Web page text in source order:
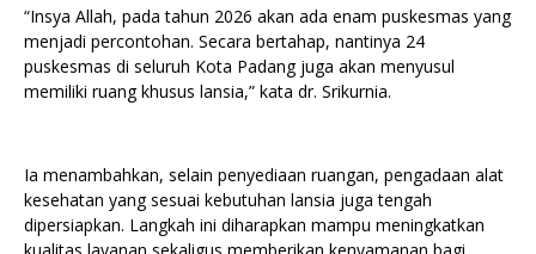
“Insya Allah, pada tahun 2026 akan ada enam puskesmas yang
menjadi percontohan. Secara bertahap, nantinya 24
puskesmas di seluruh Kota Padang juga akan menyusul
memiliki ruang khusus lansia,” kata dr. Srikurnia.
Ia menambahkan, selain penyediaan ruangan, pengadaan alat
kesehatan yang sesuai kebutuhan lansia juga tengah
dipersiapkan. Langkah ini diharapkan mampu meningkatkan
kualitas layanan sekaligus memberikan kenyamanan bagi